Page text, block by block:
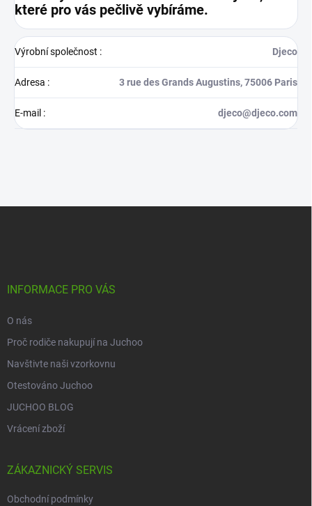
které pro vás pečlivě vybíráme.
Výrobní společnost : Djeco
Adresa : 3 rue des Grands Augustins, 75006 Paris
E-mail : djeco@djeco.com
INFORMACE PRO VÁS
O nás
Proč rodiče nakupují na Juchoo
Navštivte naši vzorkovnu
Otestováno Juchoo
JUCHOO BLOG
Vrácení zboží
ZÁKAZNICKÝ SERVIS
Obchodní podmínky